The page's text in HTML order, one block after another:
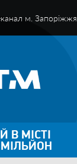
м. Запоріжжя
В МІСТІ